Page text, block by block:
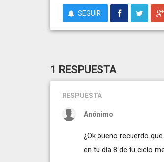
SEGUIR
1 RESPUESTA
RESPUESTA
Anónimo
¿Ok bueno recuerdo
en tu día 8 de tu ciclo